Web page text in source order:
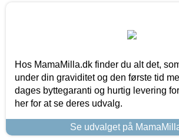
Hos MamaMilla.dk finder du alt det,
under din graviditet og den første tid
dages byttegaranti og hurtig levering
her for at se deres udvalg.
Se udvalget på